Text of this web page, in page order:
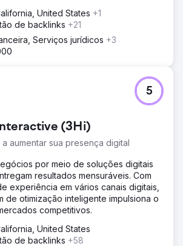
United States +1
de backlinks +21
Serviços jurídicos +3
(3Hi)
aumentar sua presença digital
5
por meio de soluções digitais
resultados mensuráveis. Com
experiência em vários canais digitais,
de otimização inteligente impulsiona o
competitivos.
United States
de backlinks +58